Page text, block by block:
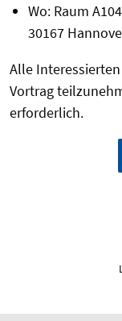
Wo: Raum
30167
Alle
Vortrag
erforderlich.